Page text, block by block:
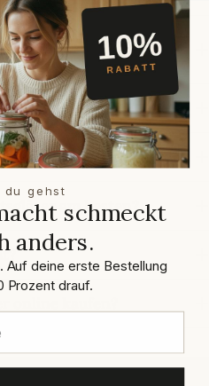
Vorratsglas länger
sich für Müsli?
Einkochen verwenden?
am besten?
online kaufen?
du gehst
schmeckt
anders.
Auf deine erste Bestellung
Prozent drauf.